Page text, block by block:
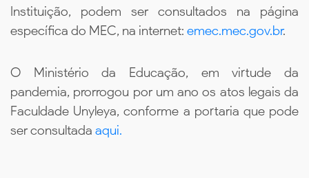
Instituição, podem ser consultados na página
específica do MEC, na internet: emec.mec.gov.br.
O Ministério da Educação, em virtude da
pandemia, prorrogou por um ano os atos legais da
Faculdade Unyleya, conforme a portaria que pode
ser consultada aqui.